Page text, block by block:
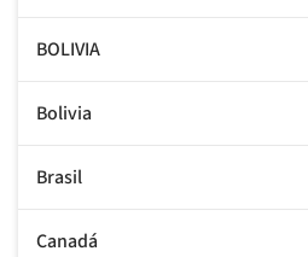
BOLIVIA
Bolivia
Brasil
Canadá